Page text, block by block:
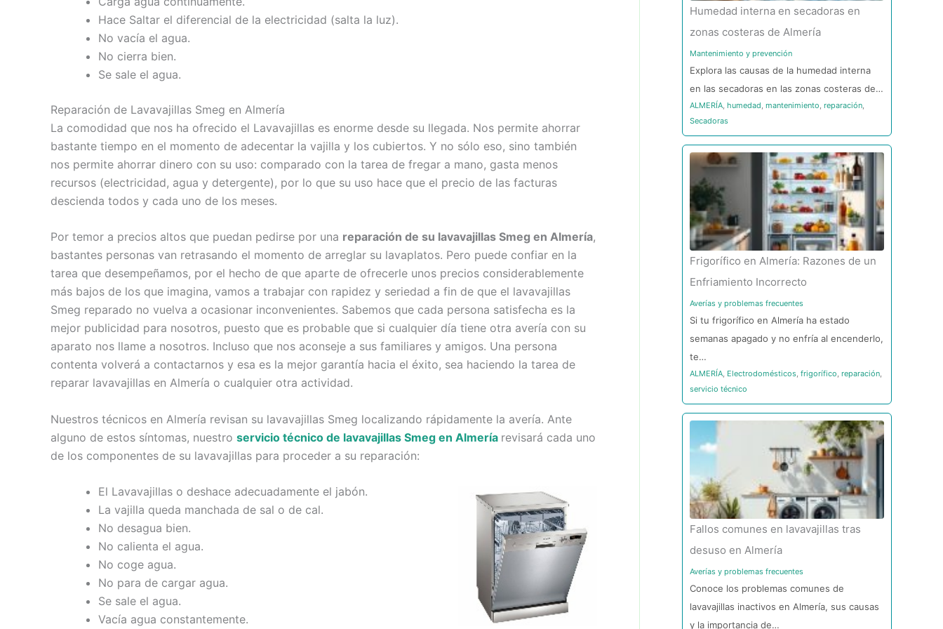
Hace Saltar el diferencial de la electricidad (salta la luz).
No vacía el agua.
No cierra bien.
Se sale el agua.
Reparación de Lavavajillas Smeg en Almería
La comodidad que nos ha ofrecido el Lavavajillas es enorme desde su llegada. Nos permite ahorrar
bastante tiempo en el momento de adecentar la vajilla y los cubiertos. Y no sólo eso, sino también
nos permite ahorrar dinero con su uso: comparado con la tarea de fregar a mano, gasta menos
recursos (electricidad, agua y detergente), por lo que su uso hace que el precio de las facturas
descienda todos y cada uno de los meses.
Por temor a precios altos que puedan pedirse por una reparación de su lavavajillas Smeg en Almería,
bastantes personas van retrasando el momento de arreglar su lavaplatos. Pero puede confiar en la
tarea que desempeñamos, por el hecho de que aparte de ofrecerle unos precios considerablemente
más bajos de los que imagina, vamos a trabajar con rapidez y seriedad a fin de que el lavavajillas
Smeg reparado no vuelva a ocasionar inconvenientes. Sabemos que cada persona satisfecha es la
mejor publicidad para nosotros, puesto que es probable que si cualquier día tiene otra avería con su
aparato nos llame a nosotros. Incluso que nos aconseje a sus familiares y amigos. Una persona
contenta volverá a contactarnos y esa es la mejor garantía hacia el éxito, sea haciendo la tarea de
reparar lavavajillas en Almería o cualquier otra actividad.
Nuestros técnicos en Almería revisan su lavavajillas Smeg localizando rápidamente la avería. Ante
alguno de estos síntomas, nuestro servicio técnico de lavavajillas Smeg en Almería revisará cada uno
de los componentes de su lavavajillas para proceder a su reparación:
El Lavavajillas o deshace adecuadamente el jabón.
La vajilla queda manchada de sal o de cal.
No desagua bien.
No calienta el agua.
No coge agua.
No para de cargar agua.
Se sale el agua.
Vacía agua constantemente.
Humedad interna en secadoras en
zonas costeras de Almería
Mantenimiento y prevención
Explora las causas de la humedad interna
en las secadoras en las zonas costeras de…
ALMERÍA, humedad, mantenimiento, reparación,
Secadoras
Frigorífico en Almería: Razones de un
Enfriamiento Incorrecto
Averías y problemas frecuentes
Si tu frigorífico en Almería ha estado
semanas apagado y no enfría al encenderlo,
te…
ALMERÍA, Electrodomésticos, frigorífico, reparación,
servicio técnico
Fallos comunes en lavavajillas tras
desuso en Almería
Averías y problemas frecuentes
Conoce los problemas comunes de
lavavajillas inactivos en Almería, sus causas
y la importancia de…